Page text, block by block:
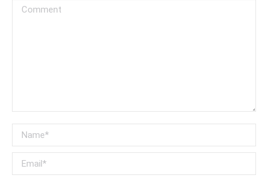
Comment
Name *
Email *